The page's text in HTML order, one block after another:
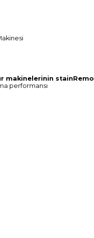
makinelerinin
performansı